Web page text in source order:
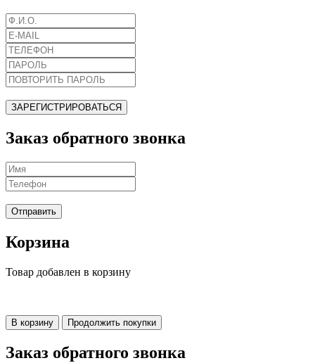
ЗАРЕГИСТРИРОВАТЬСЯ
Заказ обратного звонка
Отправить
Корзина
Товар добавлен в корзину
В корзину Продолжить покупки
Заказ обратного звонка